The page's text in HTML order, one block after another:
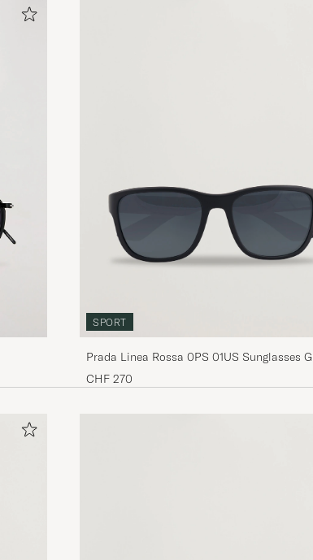
SPORT
Prada Linea Rossa 0PS 01US Sunglasses
CHF 270